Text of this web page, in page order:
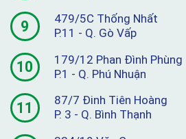
9
479/5C Thống Nhất
P.11 - Q. Gò Vấp
10
179/12 Phan Đình Phùng
P.1 - Q. Phú Nhuận
11
87/7 Đinh Tiên Hoàng
P. 3 - Q. Bình Thạnh